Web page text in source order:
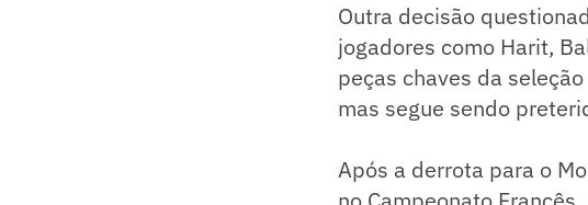
Outra decisão
jogadores como Harit,
peças chaves da
mas segue sendo
Após a derrota para o